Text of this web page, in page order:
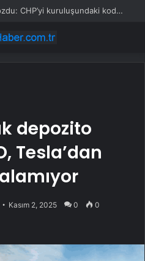
Kılıçdaroğlu sessizliğini bozdu: CHP’yi kuruluşundaki kodlara ulaştıracağız
depozito
Tesla’dan
Kasım 2, 2025 0 0